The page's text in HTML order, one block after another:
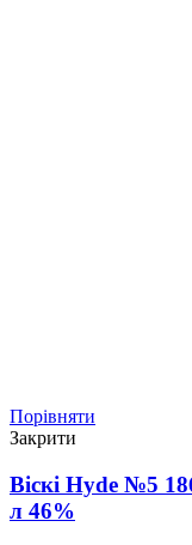
Порівняти
Закрити
Віскі Hyde №5
л 46%